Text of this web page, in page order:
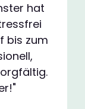
hat
bis zum